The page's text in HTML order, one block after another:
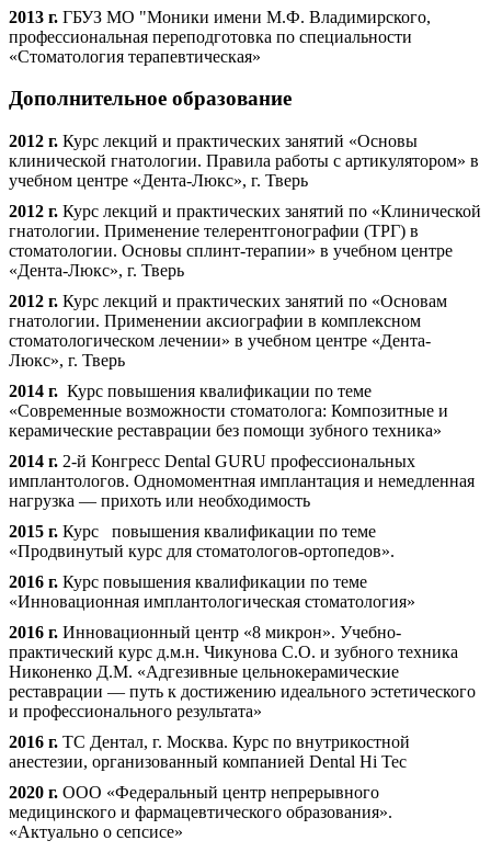
2013 г. ГБУЗ МО "Моники имени М.Ф. Владимирского,
профессиональная переподготовка по специальности
«Стоматология терапевтическая»
Дополнительное образование
2012 г. Курс лекций и практических занятий «Основы
клинической гнатологии. Правила работы с артикулятором» в
учебном центре «Дента-Люкс», г. Тверь
2012 г. Курс лекций и практических занятий по «Клинической
гнатологии. Применение телерентгонографии (ТРГ) в
стоматологии. Основы сплинт-терапии» в учебном центре
«Дента-Люкс», г. Тверь
2012 г. Курс лекций и практических занятий по «Основам
гнатологии. Применении аксиографии в комплексном
стоматологическом лечении» в учебном центре «Дента-
Люкс», г. Тверь
2014 г. Курс повышения квалификации по теме
«Современные возможности стоматолога: Композитные и
керамические реставрации без помощи зубного техника»
2014 г. 2-й Конгресс Dental GURU профессиональных
имплантологов. Одномоментная имплантация и немедленная
нагрузка — прихоть или необходимость
2015 г. Курс повышения квалификации по теме
«Продвинутый курс для стоматологов-ортопедов».
2016 г. Курс повышения квалификации по теме
«Инновационная имплантологическая стоматология»
2016 г. Инновационный центр «8 микрон». Учебно-
практический курс д.м.н. Чикунова С.О. и зубного техника
Никоненко Д.М. «Адгезивные цельнокерамические
реставрации — путь к достижению идеального эстетического
и профессионального результата»
2016 г. ТС Дентал, г. Москва. Курс по внутрикостной
анестезии, организованный компанией Dental Hi Tec
2020 г. ООО «Федеральный центр непрерывного
медицинского и фармацевтического образования».
«Актуально о сепсисе»